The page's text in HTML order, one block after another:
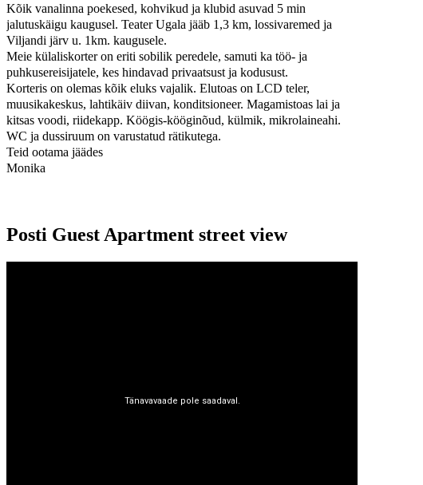
Kõik vanalinna poekesed, kohvikud ja klubid asuvad 5 min
jalutuskäigu kaugusel. Teater Ugala jääb 1,3 km, lossivaremed ja
Viljandi järv u. 1km. kaugusele.
Meie külaliskorter on eriti sobilik peredele, samuti ka töö- ja
puhkusereisijatele, kes hindavad privaatsust ja kodusust.
Korteris on olemas kõik eluks vajalik. Elutoas on LCD teler,
muusikakeskus, lahtikäiv diivan, konditsioneer. Magamistoas lai ja
kitsas voodi, riidekapp. Köögis-kööginõud, külmik, mikrolaineahi.
WC ja dussiruum on varustatud rätikutega.
Teid ootama jäädes
Monika
Posti Guest Apartment street view